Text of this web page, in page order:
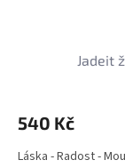
Jadeit
540 Kč
Láska - Radost -